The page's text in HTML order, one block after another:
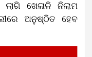
ଖେଳାଳି ନିଲାମ
ଅନୁଷ୍ଠିତ ହେବ